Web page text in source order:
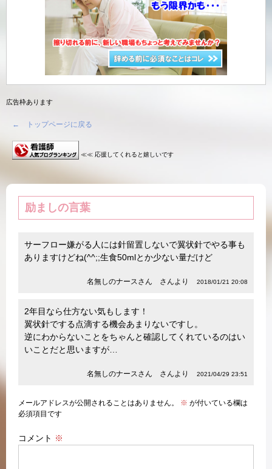
広告枠あります
← トップページに戻る
≪≪ 応援してくれると嬉しいです
励ましの言葉
サーフロー嫌がる人には針留置しないで翼状針でやる事も
ありますけどね(^^;;生食50mlとか少ない量だけど
名無しのナースさん さんより 2018/01/21 20:08
2年目なら仕方ない気もします！
翼状針でする点滴する機会あまりないですし。
逆にわからないことをちゃんと確認してくれているのはい
いことだと思いますが…
名無しのナースさん さんより 2021/04/29 23:51
メールアドレスが公開されることはありません。 ※ が付いている欄は
必須項目です
コメント ※